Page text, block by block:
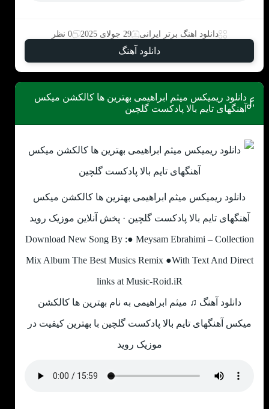
دانلود اهنگ برتر ایرانی 29 جولای 2025 0 نظر
دانلود آهنگ
دانلود ریمیکس میثم ابراهیمی بهترین ها کالکشن میکس
آهنگهای تایم بالا پادکست گلچین
دانلود ریمیکس میثم ابراهیمی بهترین ها کالکشن میکس
آهنگهای تایم بالا پادکست گلچین · پخش آنلاین موزیک روید
Download New Song By :● Meysam Ebrahimi – Collection
Mix Album The Best Musics Remix ●With Text And Direct
links at Music-Roid.iR
دانلود آهنگ ♫ میثم ابراهیمی به نام بهترین ها کالکشن
میکس آهنگهای تایم بالا پادکست گلچین با بهترین کیفیت در
موزیک روید